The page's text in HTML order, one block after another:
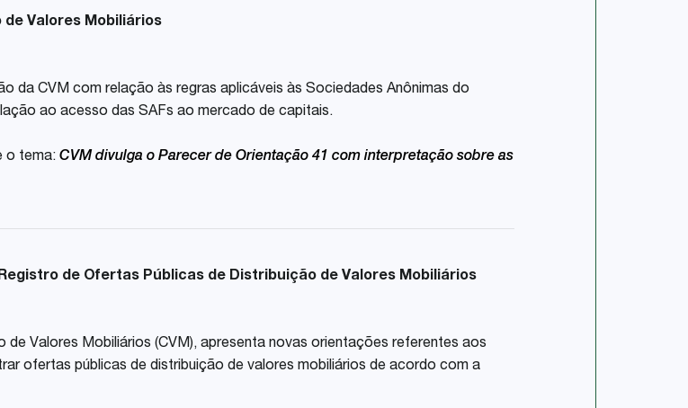
de Valores Mobiliários
da CVM com relação às regras aplicáveis às Sociedades Anônimas do
ao acesso das SAFs ao mercado de capitais.
o tema: CVM divulga o Parecer de Orientação 41 com interpretação sobre as
de Ofertas Públicas de Distribuição de Valores Mobiliários
Valores Mobiliários (CVM), apresenta novas orientações referentes aos
ofertas públicas de distribuição de valores mobiliários de acordo com a